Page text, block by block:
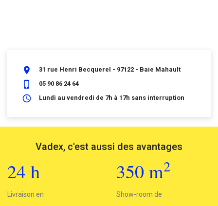
place 31 rue Henri Becquerel - 97122 - Baie Mahault
phone_iphone 05 90 86 24 64
schedule Lundi au vendredi de 7h à 17h sans interruption
Vadex, c'est aussi des avantages
24 h
Livraison en
350 m2
Show-room de